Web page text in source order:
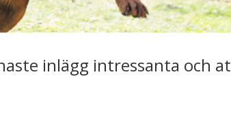
inlägg intressanta och